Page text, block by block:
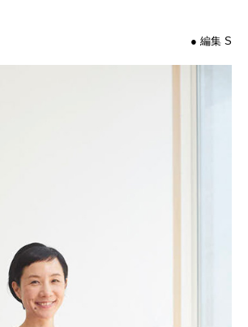
● 編集 S